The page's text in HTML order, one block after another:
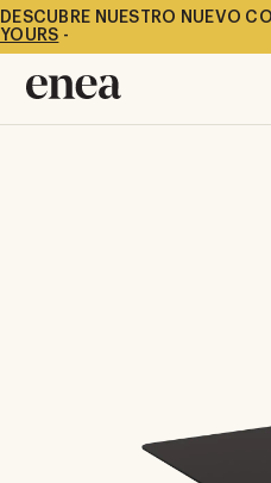
DESCUBRE NUESTRO NUEVO
YOURS -